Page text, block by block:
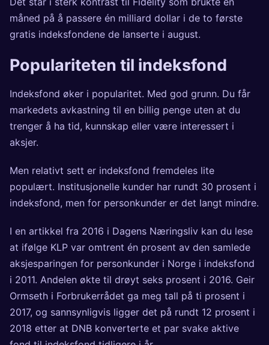
måned på å passere én milliard dollar i de to første
gratis indeksfondene de lanserte i august.
Populariteten til indeksfond
Indeksfond øker i popularitet. Med god grunn. Du får
markedets avkastning til en billig penge uten at du
trenger å ha tid, kunnskap eller være interessert i
aksjer.
Men relativt sett er indeksfond fremdeles lite
populært. Institusjonelle kunder har rundt 30 prosent i
indeksfond, men for personkunder er det langt mindre.
I en artikkel fra 2016 i Dagens Næringsliv kan du lese
at ifølge KLP var omtrent én prosent av den samlede
aksjesparingen for personkunder i Norge i indeksfond
i 2011. Andelen økte til drøyt seks prosent i 2016. Geir
Ormseth i Forbrukerrådet ga meg tall på ti prosent i
2017, og sannsynligvis ligger det på rundt 12 prosent i
2018 etter at DNB konverterte et par svake aktive